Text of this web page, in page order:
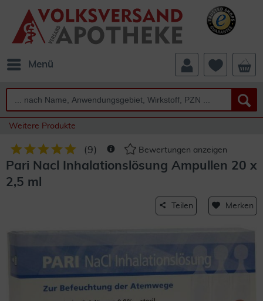
Menü
Weitere Produkte
(9) Bewertungen anzeigen
Pari Nacl Inhalationslösung Ampullen 20 x
2,5 ml
Teilen Merken